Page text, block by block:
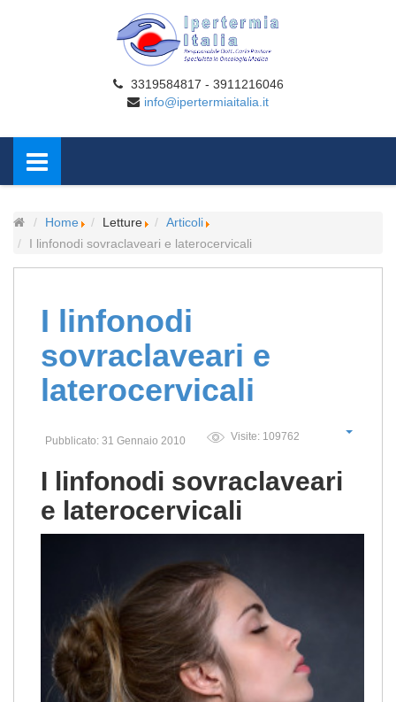
3319584817 - 3911216046
info@ipertermiaitalia.it
Home Letture
Articoli
I linfonodi sovraclaveari e laterocervicali
I linfonodi
sovraclaveari e
laterocervicali
Pubblicato: 31 Gennaio 2010 Visite: 109762
I linfonodi sovraclaveari
e laterocervicali